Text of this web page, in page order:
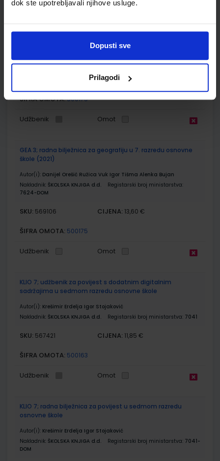
dok ste upotrebljavali njihove usluge.
Dopusti sve
Prilagodi
GEA 3; udžbenik geografije u sedmom razredu osnovne
škole (2021)
Danijel Orešić Igor Tišma Ružica Vuk Alenka Bujan
Nakladnik:ŠKOLSKA KNJIGA d.d. Registarski broj ministarstva:7624
CIJENA: 12,04 €
ŠIFRA OMOTA:500175
Udžbenik Omot
GEA 3; radna bilježnica za geografiju u 7. razredu osnovne
škole (2021)
Autor(i): Danijel Orešić Ružica Vuk Igor Tišma Alenka Bujan
Nakladnik: ŠKOLSKA KNJIGA d.d.
Registarski broj ministarstva:
7624-DOM
SKU: 569106 CIJENA: 13,60 €
ŠIFRA OMOTA: 500175
Udžbenik Omot
KLIO 7; udžbenik za povijest s dodatnim digitalnim
sadržajima u sedmom razredu osnovne škole
Autor(i): Krešimir Erdelja Igor Stojaković
Nakladnik: ŠKOLSKA KNJIGA d.d. Registarski broj ministarstva: 7041
SKU: 567421 CIJENA: 11,85 €
ŠIFRA OMOTA: 500163
Udžbenik Omot
KLIO 7; radna bilježnica za povijest u sedmom razredu
osnovne škole
Autor(i): Krešimir Erdelja Igor Stojaković
Nakladnik: ŠKOLSKA KNJIGA d.d. Registarski broj ministarstva: 7041-
DOM